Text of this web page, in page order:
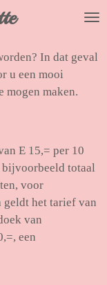
In dat geval
u een mooi
mogen maken.
E 15,= per 10
bijvoorbeeld totaal
voor
geldt het tarief van
van
een